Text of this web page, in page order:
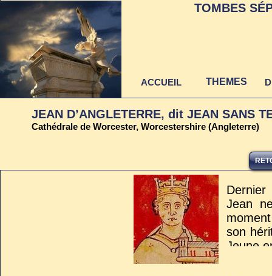
Dernier
Jean
son
Jeune
JEAN D’ANGLETERRE, dit JEAN SANS
Cathédrale de Worcester, Worcestershire (Angleterre)
TOMBES
ACCUEIL THEMES